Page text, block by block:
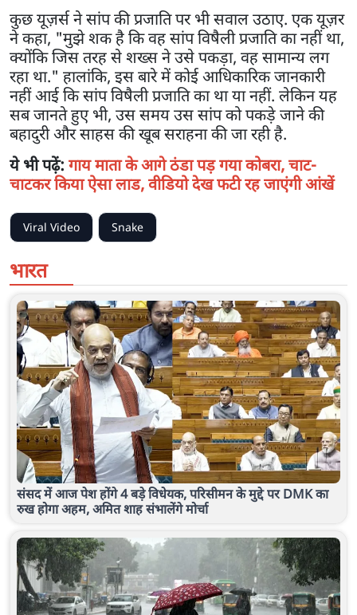
कुछ यूज़र्स ने सांप की प्रजाति पर भी सवाल उठाए. एक यूज़र
ने कहा, "मुझे शक है कि वह सांप विषैली प्रजाति का नहीं था,
क्योंकि जिस तरह से शख्स ने उसे पकड़ा, वह सामान्य लग
रहा था." हालांकि, इस बारे में कोई आधिकारिक जानकारी
नहीं आई कि सांप विषैली प्रजाति का था या नहीं. लेकिन यह
सब जानते हुए भी, उस समय उस सांप को पकड़े जाने की
बहादुरी और साहस की खूब सराहना की जा रही है.
ये भी पढ़ें: गाय माता के आगे ठंडा पड़ गया कोबरा, चाट-
चाटकर किया ऐसा लाड, वीडियो देख फटी रह जाएंगी आंखें
Viral Video Snake
भारत
संसद में आज पेश होंगे 4 बड़े विधेयक, परिसीमन के मुद्दे पर DMK का
रुख होगा अहम, अमित शाह संभालेंगे मोर्चा